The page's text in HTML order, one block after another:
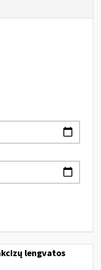
lengvatos